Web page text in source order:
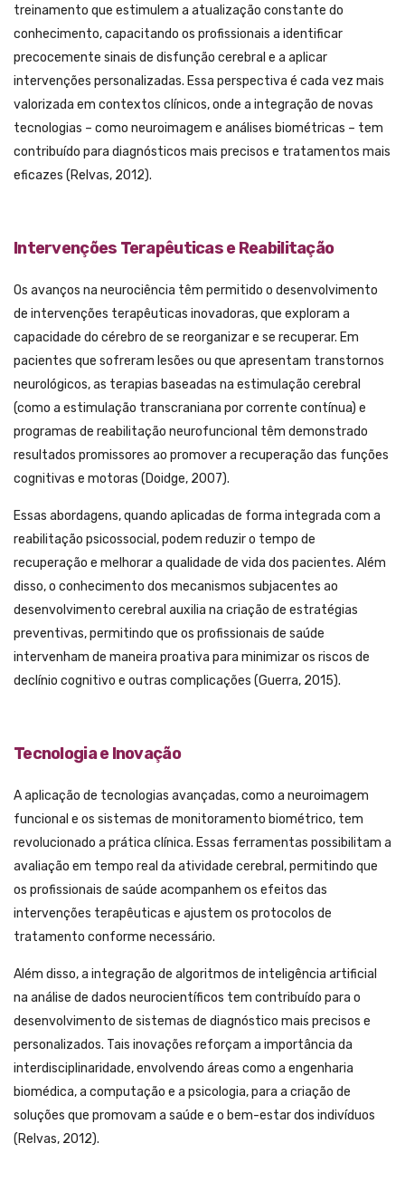
treinamento que estimulem a atualização constante do
conhecimento, capacitando os profissionais a identificar
precocemente sinais de disfunção cerebral e a aplicar
intervenções personalizadas. Essa perspectiva é cada vez mais
valorizada em contextos clínicos, onde a integração de novas
tecnologias – como neuroimagem e análises biométricas – tem
contribuído para diagnósticos mais precisos e tratamentos mais
eficazes (Relvas, 2012).
Intervenções Terapêuticas e Reabilitação
Os avanços na neurociência têm permitido o desenvolvimento
de intervenções terapêuticas inovadoras, que exploram a
capacidade do cérebro de se reorganizar e se recuperar. Em
pacientes que sofreram lesões ou que apresentam transtornos
neurológicos, as terapias baseadas na estimulação cerebral
(como a estimulação transcraniana por corrente contínua) e
programas de reabilitação neurofuncional têm demonstrado
resultados promissores ao promover a recuperação das funções
cognitivas e motoras (Doidge, 2007).
Essas abordagens, quando aplicadas de forma integrada com a
reabilitação psicossocial, podem reduzir o tempo de
recuperação e melhorar a qualidade de vida dos pacientes. Além
disso, o conhecimento dos mecanismos subjacentes ao
desenvolvimento cerebral auxilia na criação de estratégias
preventivas, permitindo que os profissionais de saúde
intervenham de maneira proativa para minimizar os riscos de
declínio cognitivo e outras complicações (Guerra, 2015).
Tecnologia e Inovação
A aplicação de tecnologias avançadas, como a neuroimagem
funcional e os sistemas de monitoramento biométrico, tem
revolucionado a prática clínica. Essas ferramentas possibilitam a
avaliação em tempo real da atividade cerebral, permitindo que
os profissionais de saúde acompanhem os efeitos das
intervenções terapêuticas e ajustem os protocolos de
tratamento conforme necessário.
Além disso, a integração de algoritmos de inteligência artificial
na análise de dados neurocientíficos tem contribuído para o
desenvolvimento de sistemas de diagnóstico mais precisos e
personalizados. Tais inovações reforçam a importância da
interdisciplinaridade, envolvendo áreas como a engenharia
biomédica, a computação e a psicologia, para a criação de
soluções que promovam a saúde e o bem-estar dos indivíduos
(Relvas, 2012).